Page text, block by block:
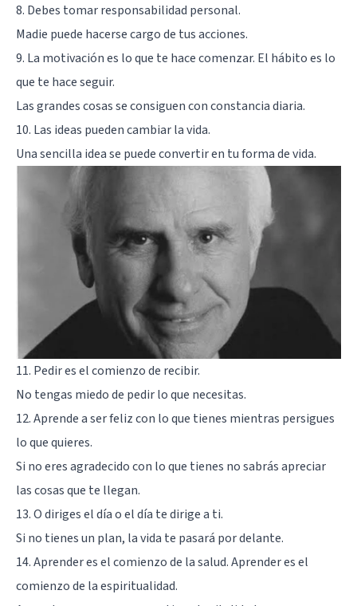
8. Debes tomar responsabilidad personal.
Madie puede hacerse cargo de tus acciones.
9. La motivación es lo que te hace comenzar. El hábito es lo
que te hace seguir.
Las grandes cosas se consiguen con constancia diaria.
10. Las ideas pueden cambiar la vida.
Una sencilla idea se puede convertir en tu forma de vida.
11. Pedir es el comienzo de recibir.
No tengas miedo de pedir lo que necesitas.
12. Aprende a ser feliz con lo que tienes mientras persigues
lo que quieres.
Si no eres agradecido con lo que tienes no sabrás apreciar
las cosas que te llegan.
13. O diriges el día o el día te dirige a ti.
Si no tienes un plan, la vida te pasará por delante.
14. Aprender es el comienzo de la salud. Aprender es el
comienzo de la espiritualidad.